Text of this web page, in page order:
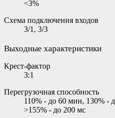
<3%
Схема подключения входов
3/1, 3/3
Выходные характеристики
Крест-фактор
3:1
Перегрузочная способность
110% - до 60 мин, 130% -
>155% - до 200 мс